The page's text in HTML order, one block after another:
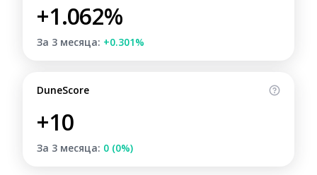
+1.062%
За 3 месяца: +0.301%
DuneScore
+10
За 3 месяца: 0 (0%)